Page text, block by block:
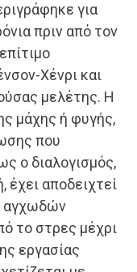
για
πριν από τον
Χένρι και
μελέτης. Η
μάχης ή φυγής,
που
ο διαλογισμός,
έχει αποδειχτεί
αγχωδών
το στρες μέχρι
εργασίας